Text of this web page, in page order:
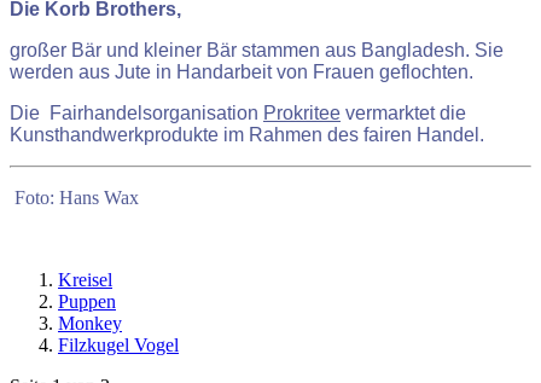
Die Korb Brothers,
großer Bär und kleiner Bär stammen aus Bangladesh. Sie
werden aus Jute in Handarbeit von Frauen geflochten.
Die Fairhandelsorganisation Prokritee vermarktet die
Kunsthandwerkprodukte im Rahmen des fairen Handel.
Foto: Hans Wax
Kreisel
Puppen
Monkey
Filzkugel Vogel